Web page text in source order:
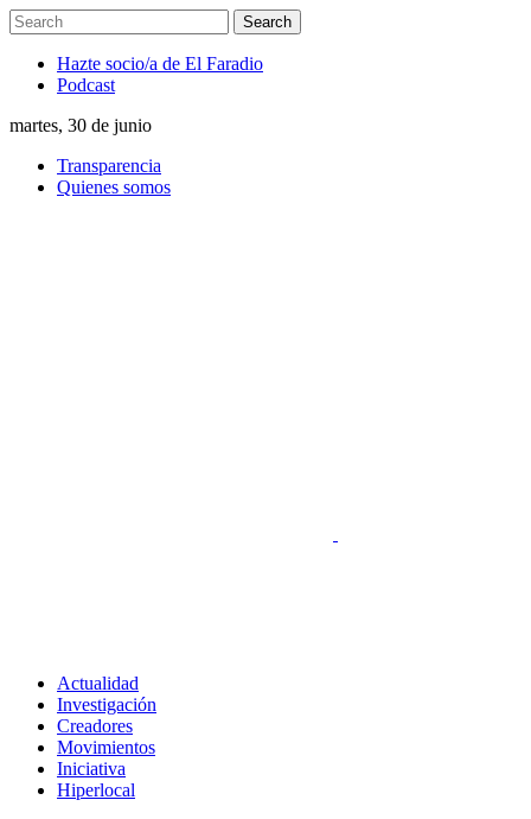
Hazte socio/a de El Faradio
Podcast
martes, 30 de junio
Transparencia
Quienes somos
Actualidad
Investigación
Creadores
Movimientos
Iniciativa
Hiperlocal